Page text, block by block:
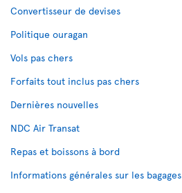
Convertisseur de devises
Politique ouragan
Vols pas chers
Forfaits tout inclus pas chers
Dernières nouvelles
NDC Air Transat
Repas et boissons à bord
Informations générales sur les bagages